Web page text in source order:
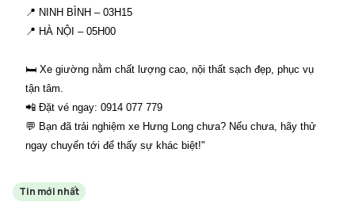
📍 NINH BÌNH – 03H15
📍 HÀ NỘI – 05H00
🛏️ Xe giường nằm chất lượng cao, nội thất sạch đẹp, phục vụ
tận tâm.
📲 Đặt vé ngay: 0914 077 779
💬 Bạn đã trải nghiệm xe Hưng Long chưa? Nếu chưa, hãy thử
ngay chuyến tới để thấy sự khác biệt!"
Tin mới nhất